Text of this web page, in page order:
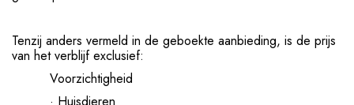
Tenzij anders vermeld in de geboekte aanbieding, is de prijs
van het verblijf exclusief:
Voorzichtigheid